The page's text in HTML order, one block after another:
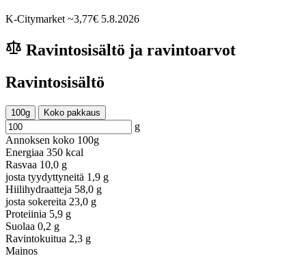
K-Citymarket ~3,77€ 5.8.2026
Ravintosisältö ja ravintoarvot
Ravintosisältö
100g Koko pakkaus
g
Annoksen koko 100g
Energiaa 350 kcal
Rasvaa 10,0 g
josta tyydyttyneitä 1,9 g
Hiilihydraatteja 58,0 g
josta sokereita 23,0 g
Proteiinia 5,9 g
Suolaa 0,2 g
Ravintokuitua 2,3 g
Mainos